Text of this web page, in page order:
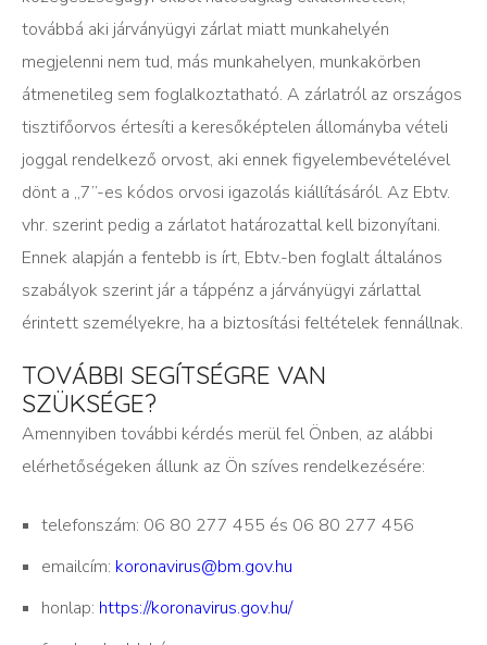
továbbá aki járványügyi zárlat miatt munkahelyén
megjelenni nem tud, más munkahelyen, munkakörben
átmenetileg sem foglalkoztatható. A zárlatról az országos
tisztifőorvos értesíti a keresőképtelen állományba vételi
joggal rendelkező orvost, aki ennek figyelembevételével
dönt a „7”-es kódos orvosi igazolás kiállításáról. Az Ebtv.
vhr. szerint pedig a zárlatot határozattal kell bizonyítani.
Ennek alapján a fentebb is írt, Ebtv.-ben foglalt általános
szabályok szerint jár a táppénz a járványügyi zárlattal
érintett személyekre, ha a biztosítási feltételek fennállnak.
TOVÁBBI SEGÍTSÉGRE VAN
SZÜKSÉGE?
Amennyiben további kérdés merül fel Önben, az alábbi
elérhetőségeken állunk az Ön szíves rendelkezésére:
telefonszám: 06 80 277 455 és 06 80 277 456
emailcím: koronavirus@bm.gov.hu
honlap: https://koronavirus.gov.hu/